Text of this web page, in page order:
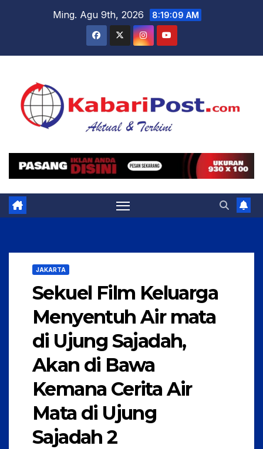
Ming. Agu 9th, 2026 8:19:10 AM
JAKARTA
Sekuel Film Keluarga
Menyentuh Air mata
di Ujung Sajadah,
Akan di Bawa
Kemana Cerita Air
Mata di Ujung
Sajadah 2